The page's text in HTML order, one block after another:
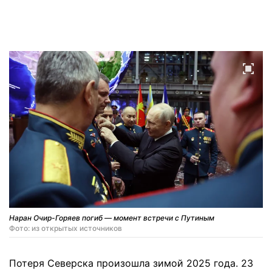
Наран Очир-Горяев погиб — момент встречи с Путиным
Фото: из открытых источников
Потеря Северска произошла зимой 2025 года. 23